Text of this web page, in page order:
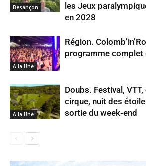
Besançon
les Jeux
en 2028
A la Une
Région.
programme complet
A la Une
Doubs. Festival,
cirque, nuit des
sortie du week-end